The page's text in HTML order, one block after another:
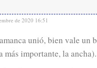
de 2020 16:51
unió, bien vale un
importante, la ancha).